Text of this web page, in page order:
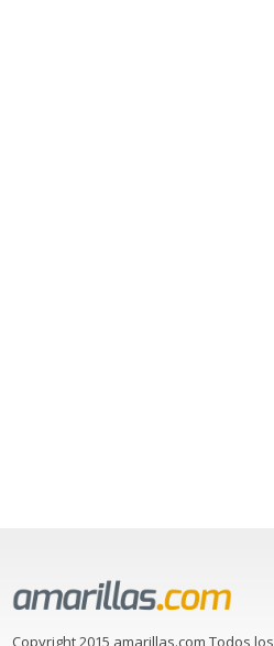
Copyright 2015 amarillas.com Todos